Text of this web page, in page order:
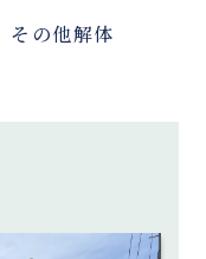
その他解体